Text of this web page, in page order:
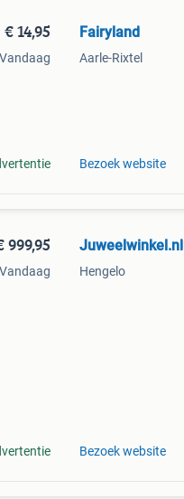
€ 14,95
Vandaag
Fairyland
Aarle-Rixtel
Bezoek website
999,95
Vandaag
Juweelwinkel.nl
Hengelo
Bezoek website